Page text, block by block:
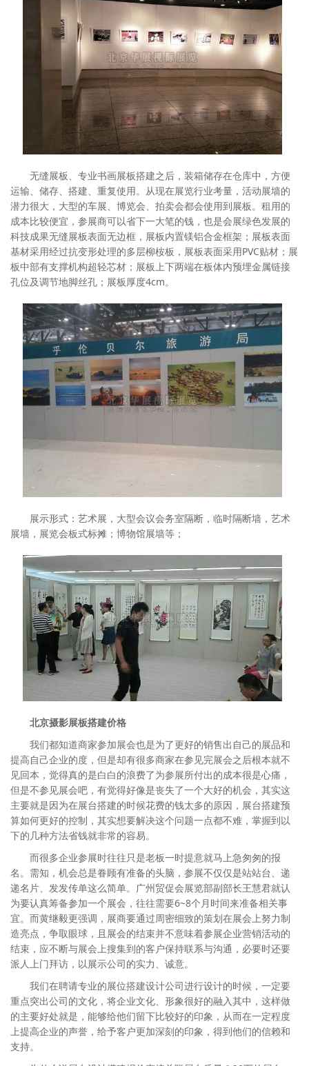
无缝展板、专业书画展板搭建之后，装箱储存在仓库中，方便
运输、储存、搭建、重复使用。从现在展览行业考量，活动展墙的
潜力很大，大型的车展、博览会、拍卖会都会使用到展板。租用的
成本比较便宜，参展商可以省下一大笔的钱，也是会展绿色发展的
科技成果无缝展板表面无边框，展板内置镁铝合金框架；展板表面
基材采用经过抗变形处理的多层柳桉板，展板表面采用PVC贴材；展
板中部有支撑机构超轻芯材；展板上下两端在板体内预埋金属链接
孔位及调节地脚丝孔；展板厚度4cm。
展示形式：艺术展，大型会议会务室隔断，临时隔断墙，艺术
展墙，展览会板式标摊；博物馆展墙等；
北京摄影展板搭建价格
我们都知道商家参加展会也是为了更好的销售出自己的展品和
提高自己企业的度，但是却有很多商家在参见完展会之后根本就不
见回本，觉得真的是白白的浪费了为参展所付出的成本很是心痛，
但是不参见展会吧，有觉得好像是丧失了一个大好的机会，其实这
主要就是因为在展台搭建的时候花费的钱太多的原因，展台搭建预
算如何更好的控制，其实想要解决这个问题一点都不难，掌握到以
下的几种方法省钱就非常的容易。
而很多企业参展时往往只是老板一时提意就马上急匆匆的报
名。需知，机会总是眷顾有准备的头脑，参展不仅仅是站站台、递
递名片、发发传单这么简单。广州贸促会展览部副部长王慧君就认
为要认真筹备参加一个展会，往往需要6~8个月时间来准备相关事
宜。而黄继毅更强调，展商要通过周密细致的策划在展会上努力制
造亮点，争取眼球，且展会的结束并不意味着参展企业营销活动的
结束，应不断与展会上搜集到的客户保持联系与沟通，必要时还要
派人上门拜访，以展示公司的实力、诚意。
我们在聘请专业的展位搭建设计公司进行设计的时候，一定要
重点突出公司的文化，将企业文化、形象很好的融入其中，这样做
的主要好处就是，能够给他们留下比较好的印象，从而在一定程度
上提高企业的声誉，给予客户更加深刻的印象，得到他们的信赖和
支持。